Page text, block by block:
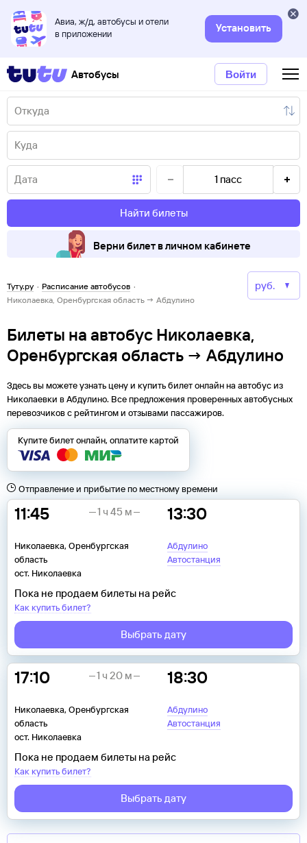
Авиа, ж/д, автобусы и отели
в приложении
Установить
Автобусы Войти
1 пасс
Найти билеты
Верни билет в личном кабинете
Туту.ру · Расписание автобусов ·
Николаевка, Оренбургская область → Абдулино
Билеты на автобус Николаевка,
Оренбургская область → Абдулино
Здесь вы можете узнать цену и купить билет онлайн на автобус из
Николаевки вАбдулино. Все предложения проверенных автобусных
перевозчиков с рейтингом и отзывами пассажиров.
Купите билет онлайн, оплатите картой
Отправление и прибытие по местному времени
11:45
Николаевка, Оренбургская
область
ост. Николаевка
13:30
Абдулино
Автостанция
1 ч 45 м
Пока не продаем билеты на рейс
Как купить билет?
Выбрать дату
17:10
Николаевка, Оренбургская
область
ост. Николаевка
18:30
Абдулино
Автостанция
1 ч 20 м
Пока не продаем билеты на рейс
Как купить билет?
Выбрать дату